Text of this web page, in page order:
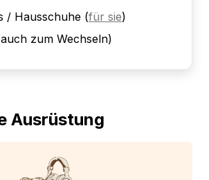
/ Hausschuhe (für sie)
zum Wechseln)
Ausrüstung